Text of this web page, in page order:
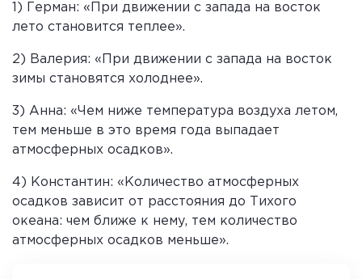
1) Герман: «При движении с запада на восток
лето становится теплее».
2) Валерия: «При движении с запада на восток
зимы становятся холоднее».
3) Анна: «Чем ниже температура воздуха летом,
тем меньше в это время года выпадает
атмосферных осадков».
4) Константин: «Количество атмосферных
осадков зависит от расстояния до Тихого
океана: чем ближе к нему, тем количество
атмосферных осадков меньше».